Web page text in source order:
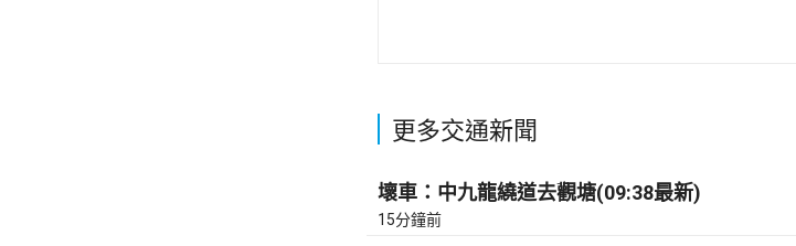
更多交通新聞
壞車：中九龍繞道去觀塘(09:38最新)
15分鐘前